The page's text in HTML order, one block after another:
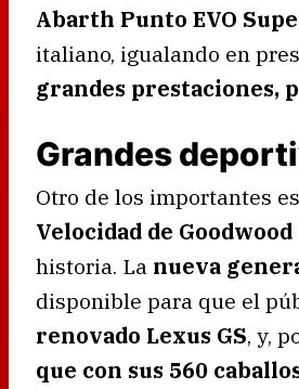
Abarth Punto EVO
italiano, igualando en
grandes prestaciones,
Grandes
Otro de los importantes
Velocidad de Goodwood
historia. La nueva
disponible para que el
renovado Lexus GS, y,
que con sus 560